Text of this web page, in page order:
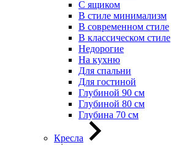
С ящиком
В стиле минимализм
В современном стиле
В классическом стиле
Недорогие
На кухню
Для спальни
Для гостиной
Глубиной 90 см
Глубиной 80 см
Глубина 70 см
Кресла